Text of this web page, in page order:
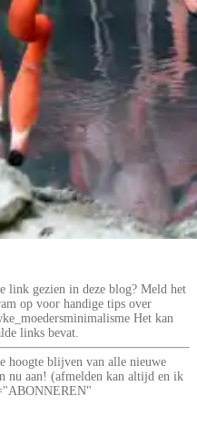
link gezien in deze blog? Meld het
op voor handige tips over
Het kan
links bevat.
hoogte blijven van alle nieuwe
nu aan! (afmelden kan altijd en ik